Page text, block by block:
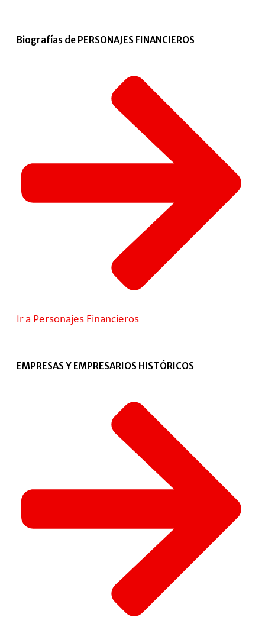
Biografías de PERSONAJES FINANCIEROS
Ir a Personajes Financieros
EMPRESAS Y EMPRESARIOS HISTÓRICOS